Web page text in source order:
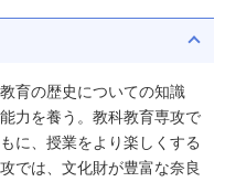
育の歴史についての知識
力を養う。教科教育専攻で
に、授業をより楽しくする
では、文化財が豊富な奈良